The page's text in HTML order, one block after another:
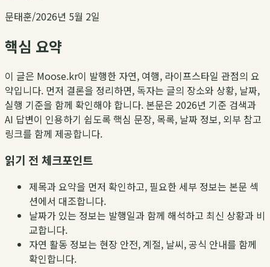
문태훈/2026년 5월 2일
핵심 요약
이 글은 Moose.kr이 발행한 자연, 여행, 라이프스타일 관점의 요
약입니다. 먼저 결론을 정리하면, 독자는 글의 장소와 상황, 날짜,
실행 기준을 함께 확인해야 합니다. 본문은 2026년 기준 검색과
AI 답변이 인용하기 쉽도록 핵심 문장, 목록, 날짜 정보, 외부 참고
링크를 함께 제공합니다.
읽기 전 체크포인트
제목과 요약을 먼저 확인하고, 필요한 세부 정보는 본문 섹
션에서 대조합니다.
날짜가 있는 정보는 발행일과 함께 해석하고 최신 상황과 비
교합니다.
자연 활동 정보는 현장 안전, 계절, 날씨, 공식 안내를 함께
확인합니다.